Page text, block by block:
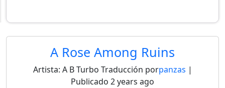
A Rose Among Ruins
Artista: A B Turbo Traducción porpanzas |
Publicado 2 years ago